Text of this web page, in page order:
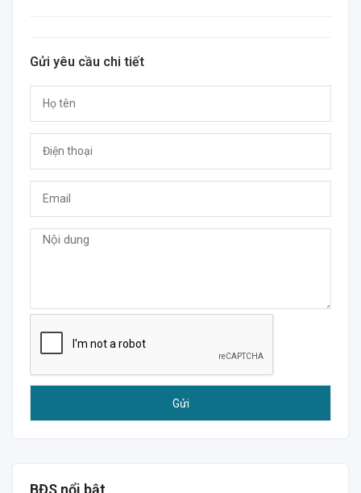
Gửi yêu cầu chi tiết
BĐS nổi bật